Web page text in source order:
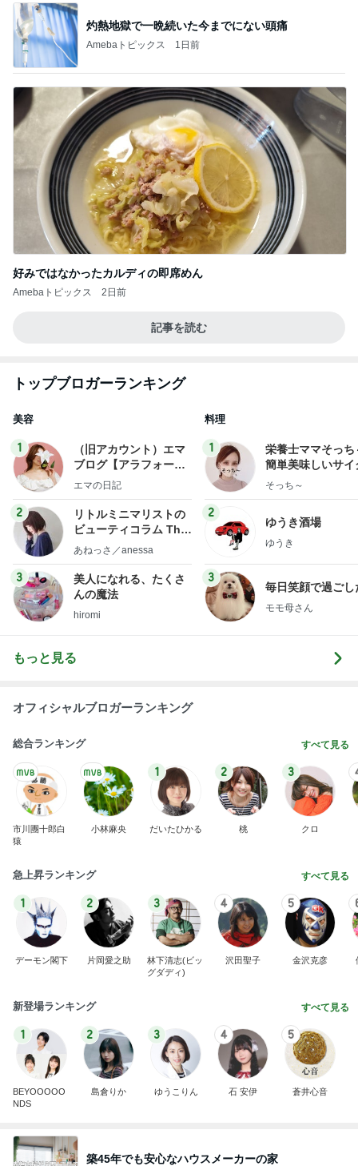
灼熱地獄で一晩続いた今までにない頭痛
Amebaトピックス 1日前
好みではなかったカルディの即席めん
Amebaトピックス 2日前
記事を読む
トップブロガーランキング
美容
1
（旧アカウント）エマ
ブログ【アラフォー会
社売却セカンドライ
エマの日記
2
リトルミニマリストの
ビューティコラム The
little minimalist's bea
あねっさ／anessa
3
美人になれる、たくさ
んの魔法
hiromi
料理
1
栄養士ママそっち
簡単美味しいサイ
献立
そっち～
2
ゆうき酒場
ゆうき
3
毎日笑顔で過ごし
モモ母さん
もっと見る
オフィシャルブロガーランキング
総合ランキング すべて見る
市川團十郎白
猿
小林麻央
1
だいたひかる
2
桃
3
クロ
急上昇ランキング すべて見る
1
デーモン閣下
2
片岡愛之助
3
林下清志(ビッ
グダディ)
4
沢田聖子
5
金沢克彦
新登場ランキング すべて見る
1
BEYOOOOO
NDS
2
島倉りか
3
ゆうこりん
4
石 安伊
5
蒼井心音
築45年でも安心なハウスメーカーの家